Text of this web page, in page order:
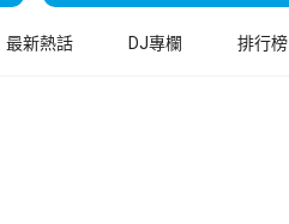
最新熱話 DJ專欄 排行榜